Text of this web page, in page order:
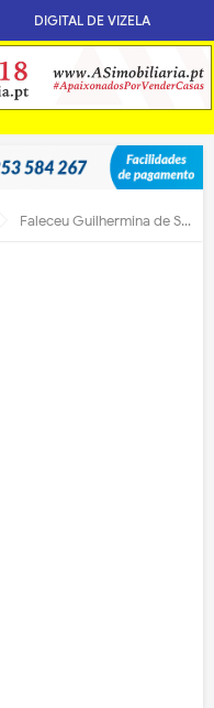
DIGITAL DE VIZELA
Faleceu Guilhermina de Sousa Monteiro